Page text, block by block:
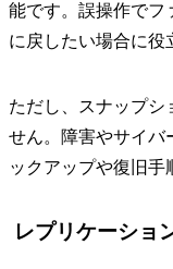
能です。誤操作でフ
に戻したい場合に役
ただし、スナップシ
せん。障害やサイバ
ックアップや復旧手
レプリケーショ